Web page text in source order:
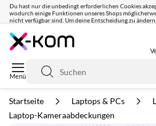
Du hast nur die unbedingt erforderlichen Cookies
wodurch einige Funktionen unseres Shops
nicht verfügbar sind. Um deine Entscheidung zu ändern,
Seit 8 Jahren für
Suche
Startseite Laptops & PCs
Laptop-Kameraabdeckungen